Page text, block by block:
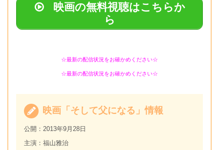
映画の無料視聴はこちらか
ら
☆最新の配信状況をお確かめください☆
☆最新の配信状況をお確かめください☆
映画「そして父になる」情報
公開：2013年9月28日
主演：福山雅治